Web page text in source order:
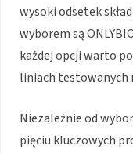
wysoki odsetek
wyborem są
każdej opcji warto
liniach testowanych
Niezależnie od
pięciu kluczowych